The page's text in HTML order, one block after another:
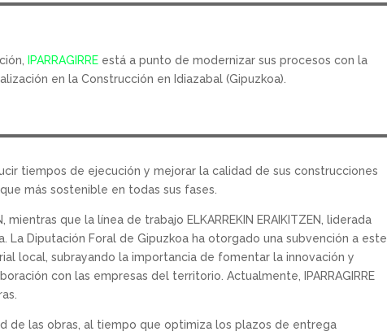
IPARRAGIRREestá a punto de modernizar sus procesos con la
en la Construcción en Idiazabal (Gipuzkoa).
tiempos de ejecución y mejorar la calidad de sus construcciones
más sostenible en todas sus fases.
que la línea de trabajo ELKARREKIN ERAIKITZEN, liderada
La Diputación Foral de Gipuzkoa ha otorgado una subvención a este
local, subrayando la importancia de fomentar la innovación y
con las empresas del territorio. Actualmente, IPARRAGIRRE
de las obras, al tiempo que optimiza los plazos de entrega